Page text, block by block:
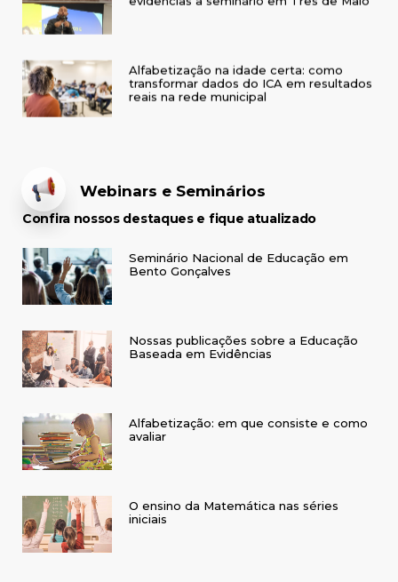
Alfabetização na idade certa: como
transformar dados do ICA em resultados
reais na rede municipal
Webinars e Seminários
Confira nossos destaques e fique atualizado
Seminário Nacional de Educação em
Bento Gonçalves
Nossas publicações sobre a Educação
Baseada em Evidências
Alfabetização: em que consiste e como
avaliar
O ensino da Matemática nas séries
iniciais